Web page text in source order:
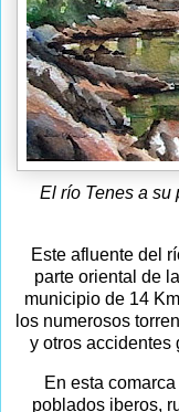
El río Tenes a su
Este afluente del
parte oriental de
municipio de 14
los numerosos
y otros accidentes
En esta
poblados iberos,